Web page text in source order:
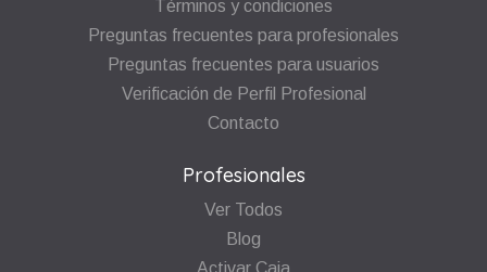
Términos y condiciones
Preguntas frecuentes para profesionales
Preguntas frecuentes para usuarios
Verificación de Perfil Profesional
Contacto
Profesionales
Ver Todos
Blog
Activar Caja